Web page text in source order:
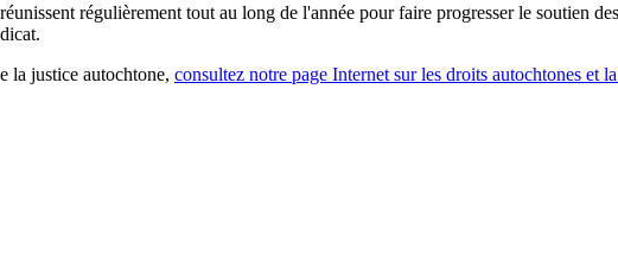
régulièrement tout au long de l'année pour faire progresser le soutien
la justice autochtone, consultez notre page Internet sur les droits autochtones et